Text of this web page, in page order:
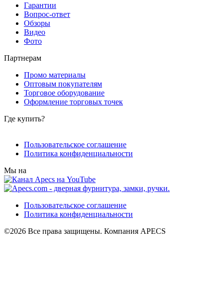
Гарантии
Вопрос-ответ
Обзоры
Видео
Фото
Партнерам
Промо материалы
Оптовым покупателям
Торговое оборудование
Оформление торговых точек
Где купить?
Пользовательское соглашение
Политика конфиденциальности
Мы на
Пользовательское соглашение
Политика конфиденциальности
©2026 Все права защищены. Компания APECS